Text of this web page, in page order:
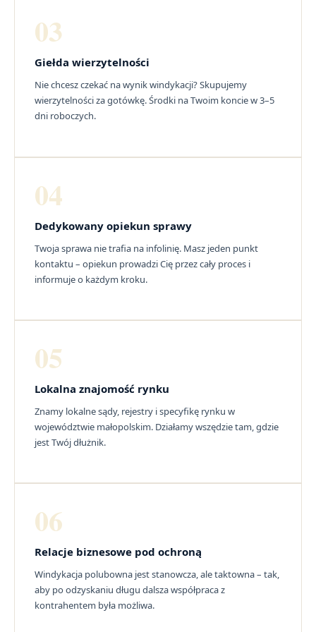
03
Giełda wierzytelności
Nie chcesz czekać na wynik windykacji? Skupujemy
wierzytelności za gotówkę. Środki na Twoim koncie w 3–5
dni roboczych.
04
Dedykowany opiekun sprawy
Twoja sprawa nie trafia na infolinię. Masz jeden punkt
kontaktu – opiekun prowadzi Cię przez cały proces i
informuje o każdym kroku.
05
Lokalna znajomość rynku
Znamy lokalne sądy, rejestry i specyfikę rynku w
województwie małopolskim. Działamy wszędzie tam, gdzie
jest Twój dłużnik.
06
Relacje biznesowe pod ochroną
Windykacja polubowna jest stanowcza, ale taktowna – tak,
aby po odzyskaniu długu dalsza współpraca z
kontrahentem była możliwa.